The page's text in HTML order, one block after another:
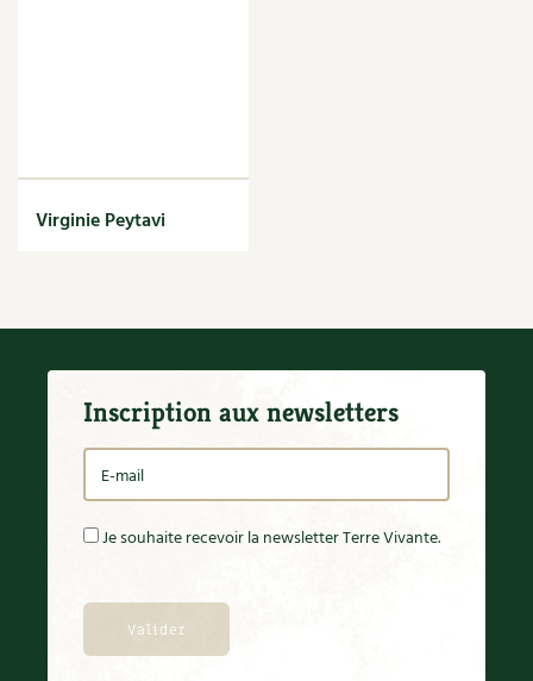
Virginie Peytavi
Inscription aux newsletters
Je souhaite recevoir la newsletter Terre Vivante.